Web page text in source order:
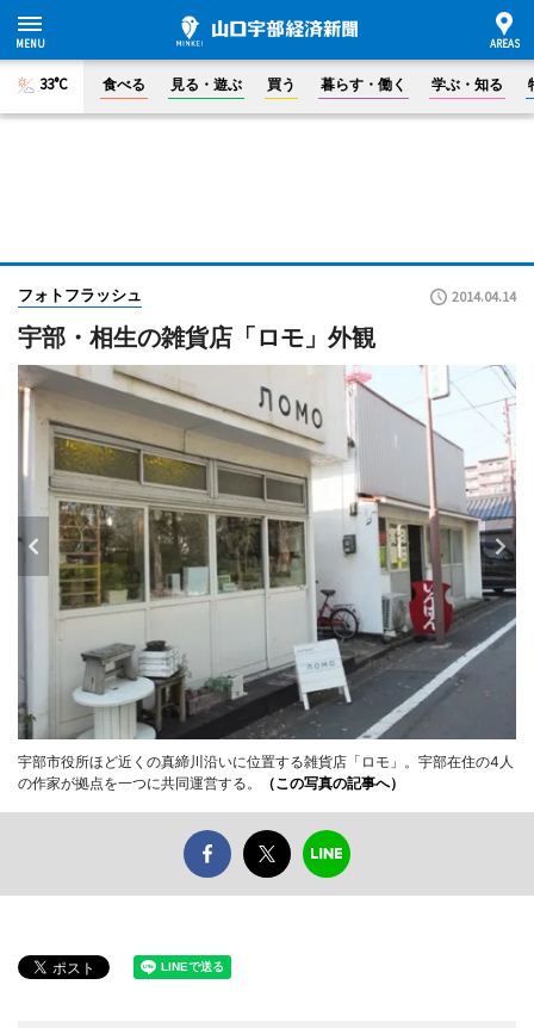
33°C 食べる 見る・遊ぶ 買う 暮らす・働く 学ぶ・知る
フォトフラッシュ 2014.04.14
宇部・相生の雑貨店「ロモ」外観
宇部市役所ほど近くの真締川沿いに位置する雑貨店「ロモ」。宇部在住の4人
の作家が拠点を一つに共同運営する。
（この写真の記事へ）